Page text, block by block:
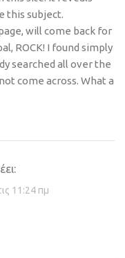
this subject.
will come back for
ROCK! I found simply
searched all over the
come across. What a
11:24 πμ